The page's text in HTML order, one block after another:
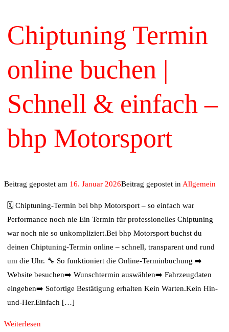
Chiptuning Termin
online buchen |
Schnell & einfach –
bhp Motorsport
Beitrag gepostet am 16. Januar 2026Beitrag gepostet in Allgemein
🗓️ Chiptuning-Termin bei bhp Motorsport – so einfach war
Performance noch nie Ein Termin für professionelles Chiptuning
war noch nie so unkompliziert.Bei bhp Motorsport buchst du
deinen Chiptuning-Termin online – schnell, transparent und rund
um die Uhr. 🔧 So funktioniert die Online-Terminbuchung ➡️
Website besuchen➡️ Wunschtermin auswählen➡️ Fahrzeugdaten
eingeben➡️ Sofortige Bestätigung erhalten Kein Warten.Kein Hin-
und-Her.Einfach […]
Weiterlesen